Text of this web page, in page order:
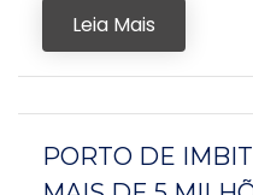
Leia Mais
PORTO DE